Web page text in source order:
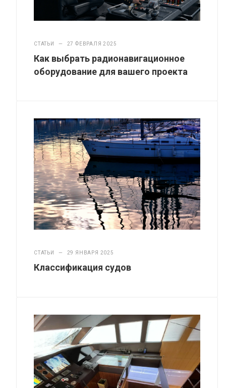
СТАТЬИ — 27 ФЕВРАЛЯ 2025
Как выбрать радионавигационное
оборудование для вашего проекта
СТАТЬИ — 29 ЯНВАРЯ 2025
Классификация судов